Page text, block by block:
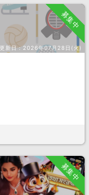
募集中
更新日：2026年07月28日(火)
募集中